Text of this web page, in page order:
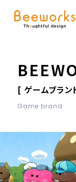
[ ゲームブラン
Game brand